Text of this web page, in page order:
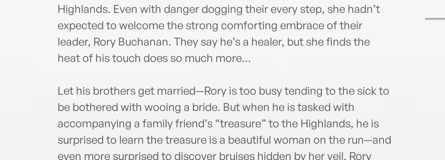
Highlands. Even with danger dogging their every step, she hadn’t
expected to welcome the strong comforting embrace of their
leader, Rory Buchanan. They say he’s a healer, but she finds the
heat of his touch does so much more…
Let his brothers get married—Rory is too busy tending to the sick to
be bothered with wooing a bride. But when he is tasked with
accompanying a family friend’s “treasure” to the Highlands, he is
surprised to learn the treasure is a beautiful woman on the run—and
even more surprised to discover bruises hidden by her veil. Rory